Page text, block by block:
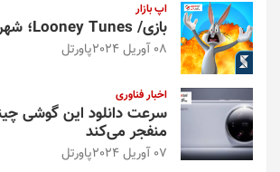
اپ بازار
بازی/ Looney Tunes؛ شهری بزرگ بسازید
08 آوریل 2024 پاورتل
اخبار فناوری
سرعت دانلود این گوشی
منفجر می‌کند
07 آوریل 2024 پاورتل